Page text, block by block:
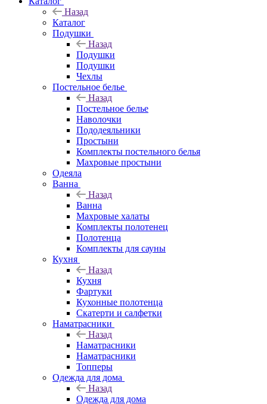
Назад
Каталог
Подушки
Назад
Подушки
Подушки
Чехлы
Постельное белье
Назад
Постельное белье
Наволочки
Пододеяльники
Простыни
Комплекты постельного белья
Махровые простыни
Одеяла
Ванна
Назад
Ванна
Махровые халаты
Комплекты полотенец
Полотенца
Комплекты для сауны
Кухня
Назад
Кухня
Фартуки
Кухонные полотенца
Скатерти и салфетки
Наматрасники
Назад
Наматрасники
Наматрасники
Топперы
Одежда для дома
Назад
Одежда для дома